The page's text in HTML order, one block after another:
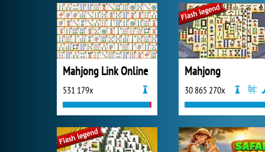
Mahjong Link Online
531 179x
Mahjong
30 865 270x